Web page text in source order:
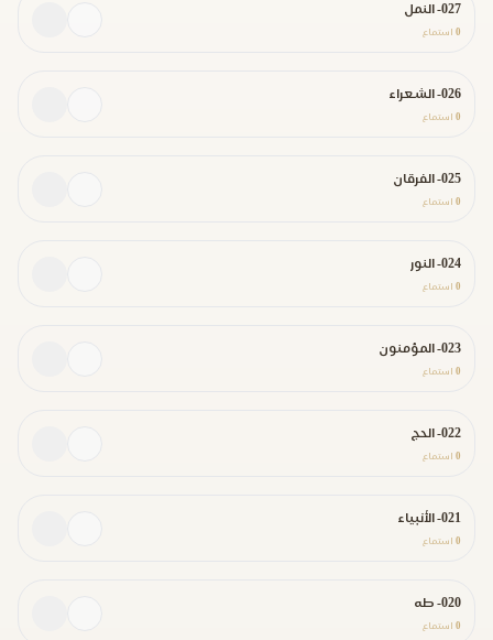
027- النمل
0 استماع
026- الشعراء
0 استماع
025- الفرقان
0 استماع
024- النور
0 استماع
023- المؤمنون
0 استماع
022- الحج
0 استماع
021- الأنبياء
0 استماع
020- طه
0 استماع